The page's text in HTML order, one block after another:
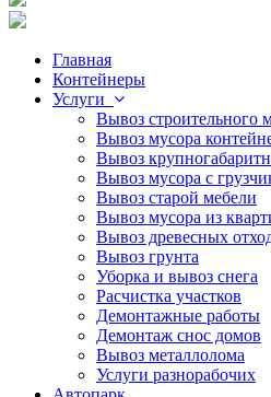
Главная
Контейнеры
Услуги
Вывоз строительного
Вывоз мусора
Вывоз
Вывоз мусора с
Вывоз старой мебели
Вывоз мусора из
Вывоз древесных
Вывоз грунта
Уборка и вывоз снега
Расчистка участков
Демонтажные работы
Демонтаж снос домов
Вывоз металлолома
Услуги разнорабочих